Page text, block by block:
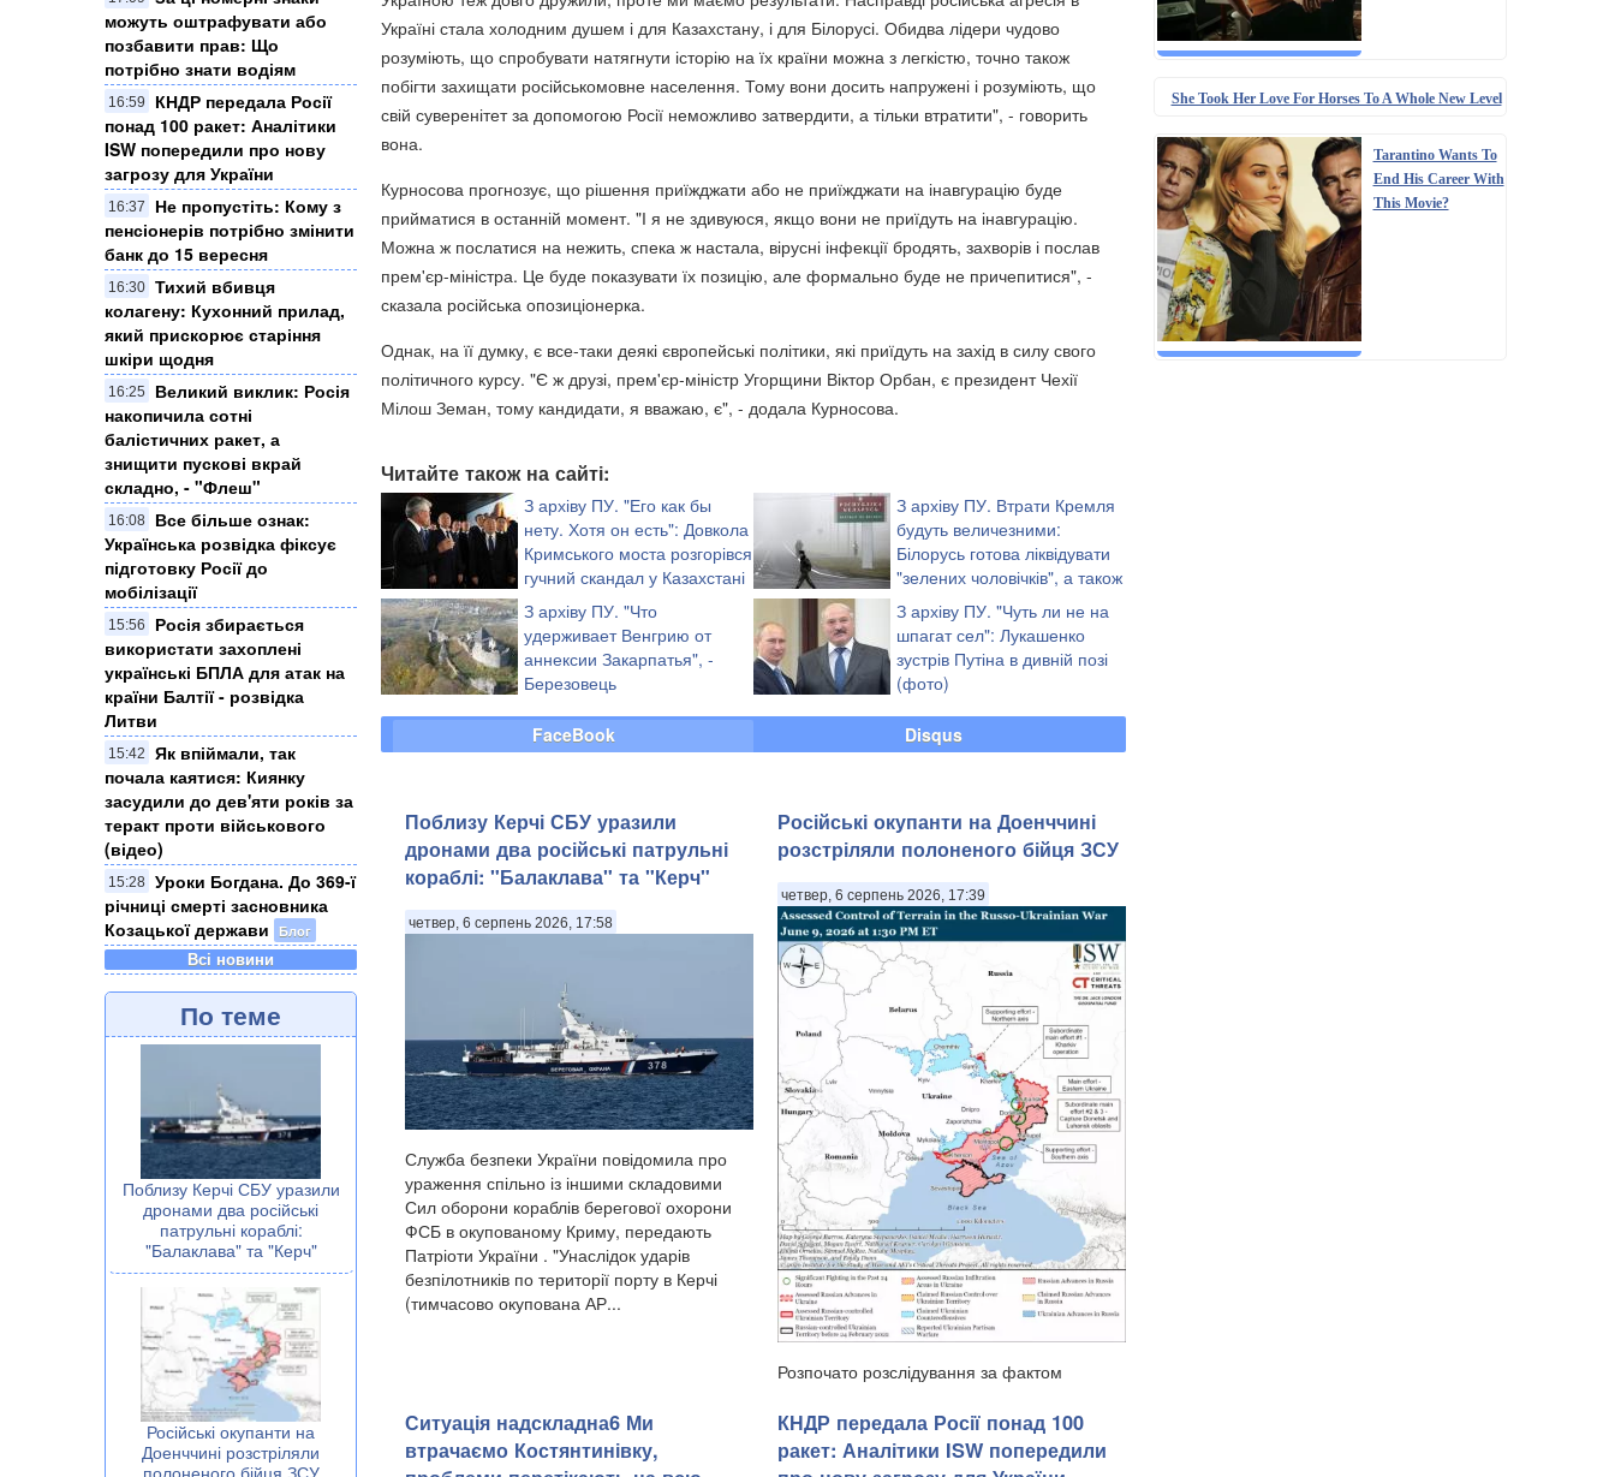
можуть оштрафувати або
позбавити прав: Що
потрібно знати водіям
16:59
КНДР передала Росії
понад 100 ракет: Аналітики
ISW попередили про нову
загрозу для України
16:37
Не пропустіть: Кому з
пенсіонерів потрібно змінити
банк до 15 вересня
16:30 Тихий вбивця
колагену: Кухонний прилад,
який прискорює старіння
шкіри щодня
16:25
Великий виклик: Росія
накопичила сотні
балістичних ракет, а
знищити пускові вкрай
складно, - "Флеш"
16:08
Все більше ознак:
Українська розвідка фіксує
підготовку Росії до
мобілізації
15:56
Росія збирається
використати захоплені
українські БПЛА для атак на
країни Балтії - розвідка
Литви
15:42
Як впіймали, так
почала каятися: Киянку
засудили до дев'яти років за
теракт проти військового
(відео)
15:28 Уроки Богдана. До 369-ї
річниці смерті засновника
Козацької держави
Блог
Всі новини
По теме
Поблизу Керчі СБУ уразили
дронами два російські
патрульні кораблі:
"Балаклава" та "Керч"
Російські окупанти на
Доенччині розстріляли
полоненого бійця ЗСУ
Україні стала холодним душем і для Казахстану, і для Білорусі. Обидва лідери чудово
розуміють, що спробувати натягнути історію на їх країни можна з легкістю, точно також
побігти захищати російськомовне населення. Тому вони досить напружені і розуміють, що
свій суверенітет за допомогою Росії неможливо затвердити, а тільки втратити", - говорить
вона.
Курносова прогнозує, що рішення приїжджати або не приїжджати на інавгурацію буде
прийматися в останній момент. "І я не здивуюся, якщо вони не приїдуть на інавгурацію.
Можна ж послатися на нежить, спека ж настала, вірусні інфекції бродять, захворів і послав
прем'єр-міністра. Це буде показувати їх позицію, але формально буде не причепитися", -
сказала російська опозиціонерка.
Однак, на її думку, є все-таки деякі європейські політики, які приїдуть на захід в силу свого
політичного курсу. "Є ж друзі, прем'єр-міністр Угорщини Віктор Орбан, є президент Чехії
Мілош Земан, тому кандидати, я вважаю, є", - додала Курносова.
Читайте також на сайті:
З архіву ПУ. "Его как бы
нету. Хотя он есть": Довкола
Кримського моста розгорівся
гучний скандал у Казахстані
З архіву ПУ. Втрати Кремля
будуть величезними:
Білорусь готова ліквідувати
"зелених чоловічків", а також
повноцінну армію
вторгнення "братнього народу", - експерт
З архіву ПУ. "Что
удерживает Венгрию от
аннексии Закарпатья", -
Березовець
З архіву ПУ. "Чуть ли не на
шпагат сел": Лукашенко
зустрів Путіна в дивній позі
(фото)
FaceBook Disqus
Поблизу Керчі СБУ уразили
дронами два російські патрульні
кораблі: "Балаклава" та "Керч"
четвер, 6 серпень 2026, 17:58
Служба безпеки України повідомила про
ураження спільно із іншими складовими
Сил оборони кораблів берегової охорони
ФСБ в окупованому Криму, передають
Патріоти України . "Унаслідок ударів
безпілотників по території порту в Керчі
(тимчасово окупована АР...
Російські окупанти на Доенччині
розстріляли полоненого бійця ЗСУ
четвер, 6 серпень 2026, 17:39
Розпочато розслідування за фактом
у Волноваському районі, передають
Патріоти України з посиланням на
пресслужбу Донецької обласної
Ситуація надскладна6 Ми
втрачаємо Костянтинівку,
КНДР передала Росії понад 100
ракет: Аналітики ISW попередили
She Took Her Love For Horses To A Whole New Level
Tarantino Wants To
End His Career With
This Movie?